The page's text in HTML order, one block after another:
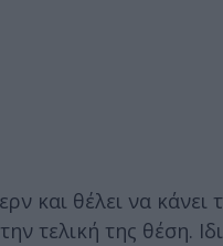
και θέλει να
τελική της θέση.